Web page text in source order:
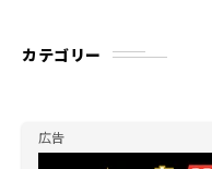
カテゴリー
広告